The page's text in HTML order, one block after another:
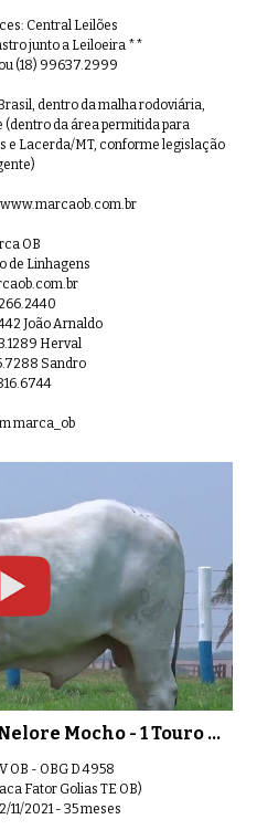
Central Leilões
junto a Leiloeira **
(18) 99637.2999
dentro da malha rodoviária,
da área permitida para
e Lacerda/MT, conforme legislação
OB
de Linhagens
João Arnaldo
Herval
Sandro
marca_ob
99º Leilão OB - Lote 12 - Nelore Mocho - 1 Touro PO Registrado
OB - OBG D 4958
Fator Golias TE OB)
11/2021 - 35 meses